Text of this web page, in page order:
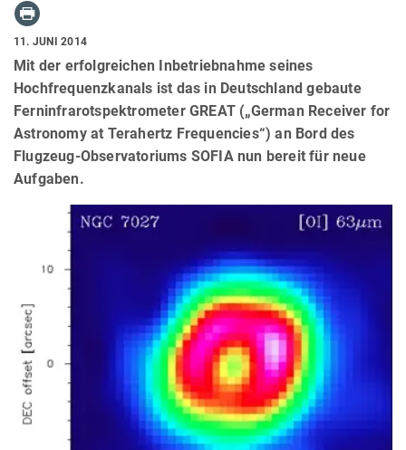
11. JUNI 2014
Mit der erfolgreichen Inbetriebnahme seines
Hochfrequenzkanals ist das in Deutschland gebaute
Ferninfrarotspektrometer GREAT („German Receiver for
Astronomy at Terahertz Frequencies“) an Bord des
Flugzeug-Observatoriums SOFIA nun bereit für neue
Aufgaben.